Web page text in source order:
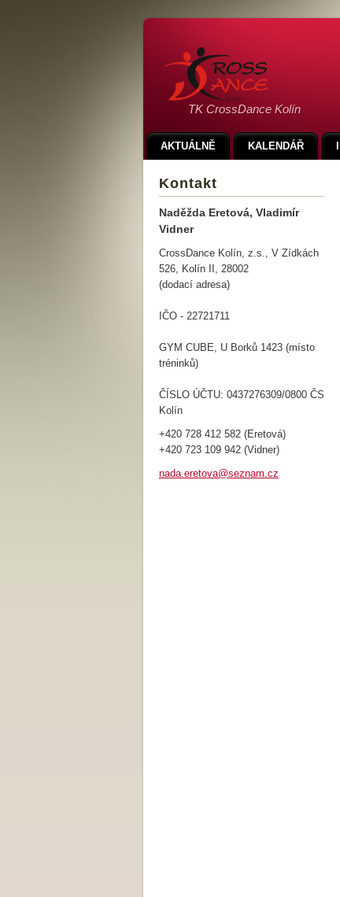
TK CrossDance Kolín
Kontakt
Naděžda Eretová, Vladimír
Vidner
CrossDance Kolín, z.s., V Zídkách
526, Kolín II, 28002
(dodací adresa)
IČO - 22721711
GYM CUBE, U Borků 1423 (místo
tréninků)
ČÍSLO ÚČTU: 0437276309/0800 ČS
Kolín
+420 728 412 582 (Eretová)
+420 723 109 942 (Vidner)
nada.eretova@seznam.cz
AKTUÁLNĚ KALENDÁŘ